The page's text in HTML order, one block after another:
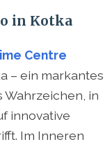
in Kotka
Centre
– ein markantes
in
innovative
Im Inneren